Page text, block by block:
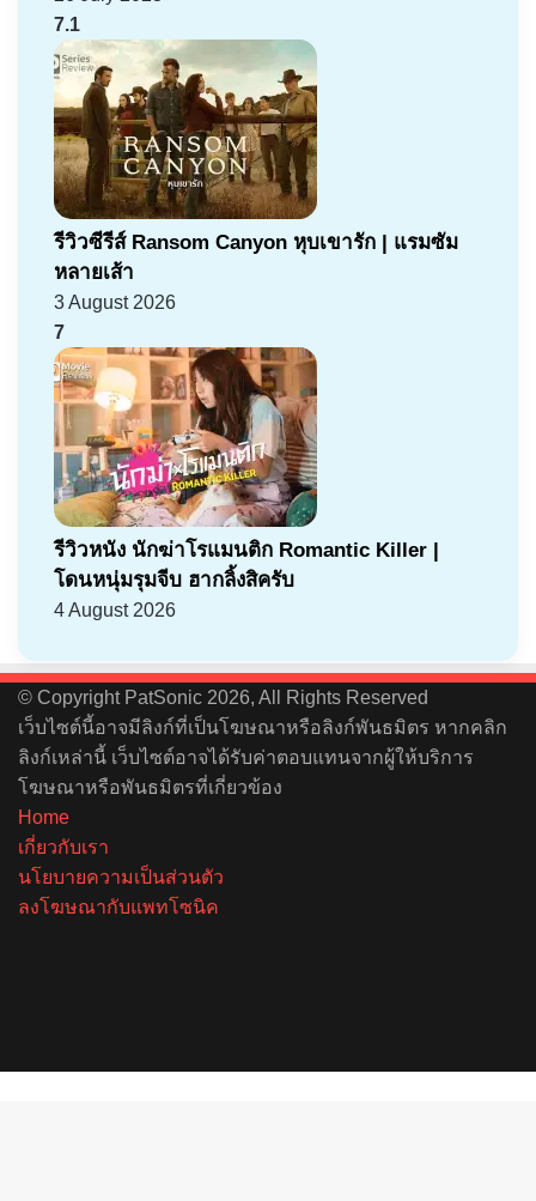
7.1
รีวิวซีรีส์ Ransom Canyon หุบเขารัก | แรมซัม
หลายเส้า
3 August 2026
7
รีวิวหนัง นักฆ่าโรแมนติก Romantic Killer |
โดนหนุ่มรุมจีบ ฮากลิ้งสิครับ
4 August 2026
© Copyright PatSonic 2026, All Rights Reserved
เว็บไซต์นี้อาจมีลิงก์ที่เป็นโฆษณาหรือลิงก์พันธมิตร หากคลิก
ลิงก์เหล่านี้ เว็บไซต์อาจได้รับค่าตอบแทนจากผู้ให้บริการ
โฆษณาหรือพันธมิตรที่เกี่ยวข้อง
Home
เกี่ยวกับเรา
นโยบายความเป็นส่วนตัว
ลงโฆษณากับแพทโซนิค